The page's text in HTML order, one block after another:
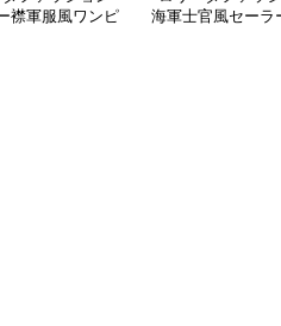
襟軍服風ワンピ
海軍士官風セーラ